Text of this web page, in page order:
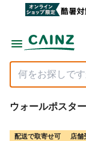
ウォールポスタ
配送で取寄せ可 店舗